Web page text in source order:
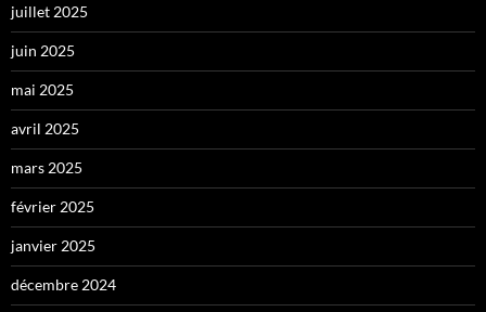
juillet 2025
juin 2025
mai 2025
avril 2025
mars 2025
février 2025
janvier 2025
décembre 2024